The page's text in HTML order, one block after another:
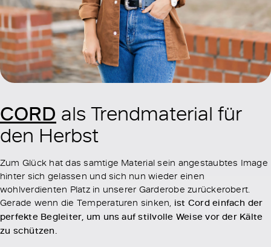
CORD als Trendmaterial für
den Herbst
Zum Glück hat das samtige Material sein angestaubtes Image
hinter sich gelassen und sich nun wieder einen
wohlverdienten Platz in unserer Garderobe zurückerobert.
Gerade wenn die Temperaturen sinken, ist Cord einfach der
perfekte Begleiter, um uns auf stilvolle Weise vor der Kälte
zu schützen.